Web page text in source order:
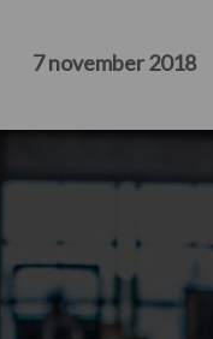
7 november 2018